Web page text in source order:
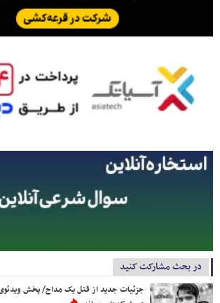
در بحث مشارکت کنید
جزئیات جدید از قتل یک مداح/ پخش